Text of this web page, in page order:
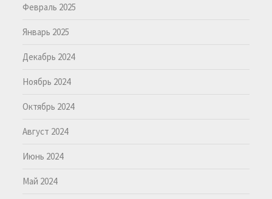
Февраль 2025
Январь 2025
Декабрь 2024
Ноябрь 2024
Октябрь 2024
Август 2024
Июнь 2024
Май 2024